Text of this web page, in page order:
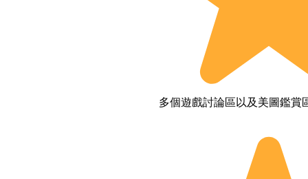
多個遊戲討論區以及美圖鑑賞